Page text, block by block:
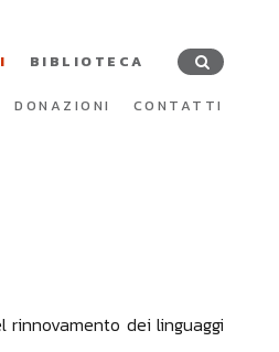
BIBLIOTECA
DONAZIONI CONTATTI
dei linguaggi